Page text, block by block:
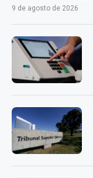
9 de agosto de 2026